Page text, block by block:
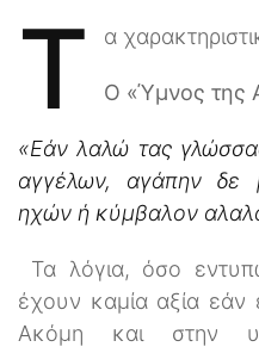
Τ α
Ο «Ύμνος της
«Εάν λαλώ τας
αγγέλων, αγάπην δε
ηχών ή κύμβαλον
Τα λόγια, όσο
έχουν καμία αξία εάν
Ακόμη και στην